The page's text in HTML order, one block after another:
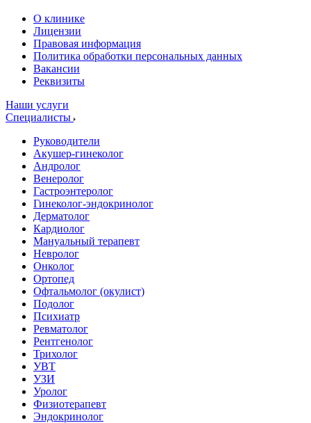
О клинике
Лицензии
Правовая информация
Политика обработки персональных данных
Вакансии
Реквизиты
Наши услуги
Специалисты
Руководители
Акушер-гинеколог
Андролог
Венеролог
Гастроэнтеролог
Гинеколог-эндокринолог
Дерматолог
Кардиолог
Мануальный терапевт
Невролог
Онколог
Ортопед
Офтальмолог (окулист)
Подолог
Психиатр
Ревматолог
Рентгенолог
Трихолог
УВТ
УЗИ
Уролог
Физиотерапевт
Эндокринолог